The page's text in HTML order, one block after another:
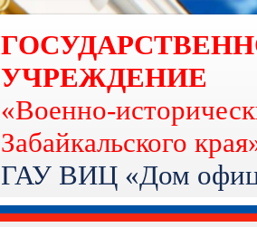
УЧРЕЖДЕНИЕ
«Военно-
Забайкальского
ГАУ ВИЦ «Дом